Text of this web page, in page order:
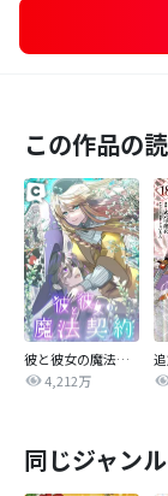
この作品の
彼と彼女の魔法契約
4,212万
同じジャン